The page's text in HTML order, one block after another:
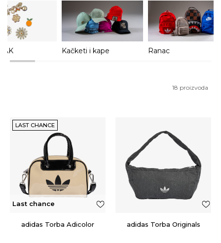
Kačketi i kape Ranac
18 proizvoda
LAST CHANCE
Last chance
adidas Torba Adicolor adidas Torba Originals